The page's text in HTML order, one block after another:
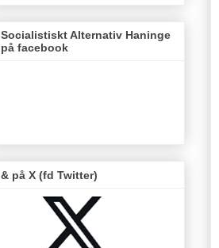
Socialistiskt Alternativ Haninge
på facebook
& på X (fd Twitter)